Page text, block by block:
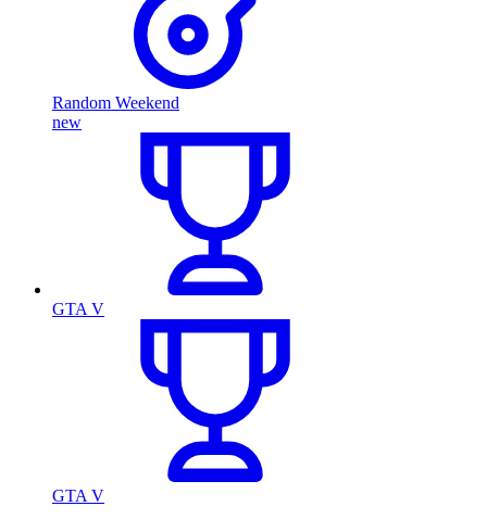
Random Weekend
new
GTA V
GTA V